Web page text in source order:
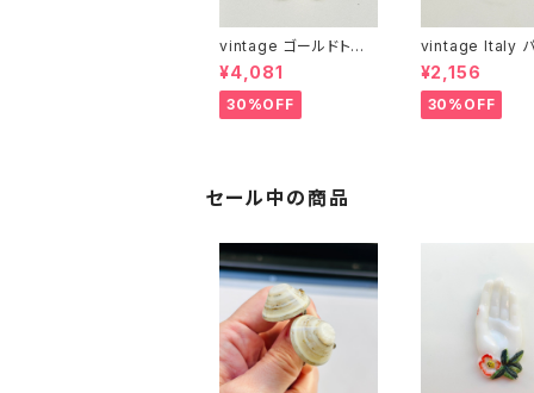
vintage ゴールドトー
ンchunkyブロックイヤ
リング
¥4,081
30%OFF
vintage Italy
ルイヤリング
¥2,156
30%OFF
セール中の商品